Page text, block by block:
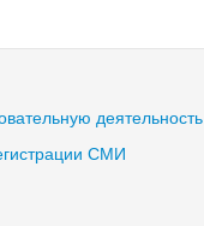
деятельность
СМИ